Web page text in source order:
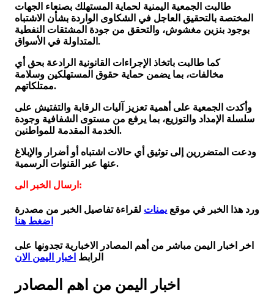
طالبت الجمعية اليمنية لحماية المستهلك بصنعاء الجهات
المختصة بالتحقيق العاجل في الشكاوى الواردة بشأن الاشتباه
بوجود بنزين مغشوش، والتحقق من جودة المشتقات النفطية
المتداولة في الأسواق.
كما طالبت باتخاذ الإجراءات القانونية الرادعة بحق أي
مخالفات، بما يضمن حماية حقوق المستهلكين وسلامة
ممتلكاتهم.
وأكدت الجمعية على أهمية تعزيز آليات الرقابة والتفتيش على
سلسلة الإمداد والتوزيع، بما يرفع من مستوى الشفافية وجودة
الخدمة المقدمة للمواطنين.
ودعت المتضررين إلى توثيق أي حالات اشتباه أو أضرار والإبلاغ
عنها عبر القنوات الرسمية.
ارسال الخبر الى:
ورد هذا الخبر في موقع يمنات لقراءة تفاصيل الخبر من مصدرة
اضغط هنا
اخر اخبار اليمن مباشر من أهم المصادر الاخبارية تجدونها على
الرابط اخبار اليمن الان
اخبار اليمن من اهم المصادر